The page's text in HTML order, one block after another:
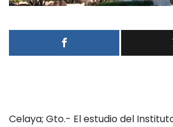
Celaya; Gto.- El estudio del